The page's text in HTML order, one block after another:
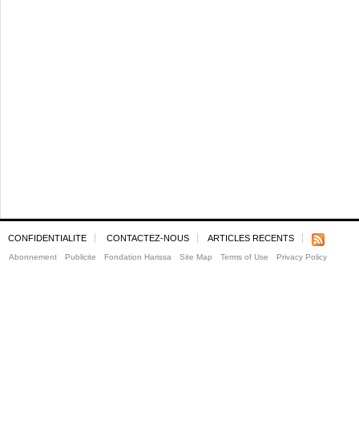
CONFIDENTIALITE CONTACTEZ-NOUS ARTICLES RECENTS
Abonnement Publicite Fondation Harissa Site Map Terms of Use Privacy Policy